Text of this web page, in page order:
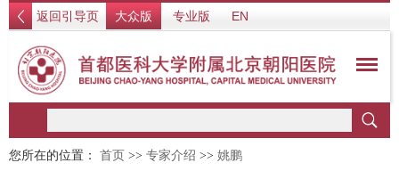
返回引导页 大众版 专业版 EN
您所在的位置： 首页 >> 专家介绍 >> 姚鹏